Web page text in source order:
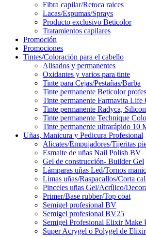
Fibra capilar/Retoca raices
Lacas/Espumas/Sprays
Producto exclusivo Beticolor
Tratamientos capilares
Promoción
Promociones
Tintes/Coloración para el cabello
Alisados y permanentes
Oxidantes y varios para tinte
Tinte para Cejas/Pestañas/Barba
Tinte permanente Beticolor
Tinte permanente Farmavita Life
Tinte permanente Radyca,
Tinte permanente Technique
Tinte permanente ultrarápido 10
Uñas, Manicura y Pedicura Profesional
Alicates/Empujadores/Tijeritas
Esmalte de uñas Nail Polish BV
Gel de construcción- Builder Gel
Lámparas uñas Led/Tornos
Limas uñas/Raspacallos/Corta
Pinceles uñas Gel/Acrílico/
Primer/Base rubber/Top coat
Semigel profesional BV
Semigel profesional BV25
Semigel Profesional Elixir Make
Super Acrygel o Polygel de Elixir